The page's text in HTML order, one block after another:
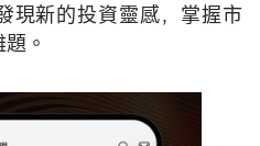
現新的投資靈感，掌握市
。